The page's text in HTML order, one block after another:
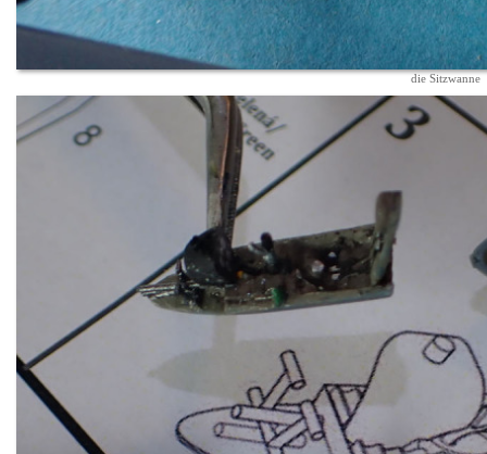
die Sitzwanne